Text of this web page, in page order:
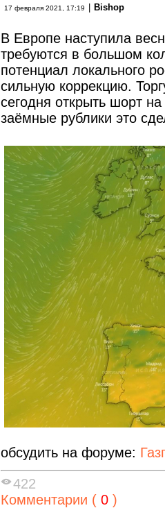
17 февраля 2021, 17:19 Bishop
В Европе наступила
требуются в большом
потенциал локального
сильную коррекцию.
сегодня открыть шорт
заёмные рублики это
обсудить на форуме:
422
Комментарии ( 0 )